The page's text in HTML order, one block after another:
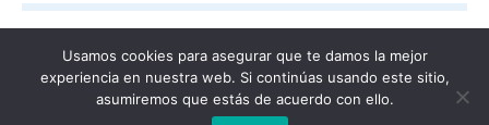
Usamos cookies para asegurar que te damos la mejor
experiencia en nuestra web. Si continúas usando este sitio,
asumiremos que estás de acuerdo con ello.
Publicidad Redacción Contacto